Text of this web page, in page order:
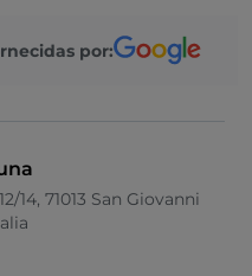
por:
14, 71013 San Giovanni